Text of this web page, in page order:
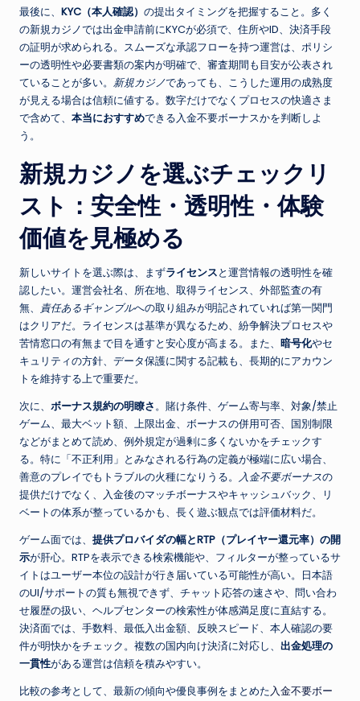
最後に、 KYC（本人確認） の提出タイミングを把握すること。多く
の新規カジノでは出金申請前にKYCが必須で、住所やID、決済手段
の証明が求められる。スムーズな承認フローを持つ運営は、ポリシ
ーの透明性や必要書類の案内が明確で、審査期間も目安が公表され
ていることが多い。 新規カジノであっても、こうした運用の成熟度
が見える場合は信頼に値する。数字だけでなくプロセスの快適さま
で含めて、 本当におすすめできる入金不要ボーナスかを判断しよ
う。
新規カジノを選ぶチェックリ
スト：安全性・透明性・体験
価値を見極める
新しいサイトを選ぶ際は、まずライセンスと運営情報の透明性を確
認したい。運営会社名、所在地、取得ライセンス、外部監査の有
無、
責任あるギャンブルへの取り組みが明記されていれば第一関門
はクリアだ。ライセンスは基準が異なるため、紛争解決プロセスや
苦情窓口の有無まで目を通すと安心度が高まる。また、 暗号化やセ
キュリティの方針、データ保護に関する記載も、長期的にアカウン
トを維持する上で重要だ。
次に、 ボーナス規約の明瞭さ。賭け条件、ゲーム寄与率、対象/禁止
ゲーム、最大ベット額、上限出金、ボーナスの併用可否、国別制限
などがまとめて読め、例外規定が過剰に多くないかをチェックす
る。特に「不正利用」とみなされる行為の定義が極端に広い場合、
善意のプレイでもトラブルの火種になりうる。
入金不要ボーナスの
提供だけでなく、入金後のマッチボーナスやキャッシュバック、リ
ベートの体系が整っているかも、長く遊ぶ観点では評価材料だ。
ゲーム面では、 提供プロバイダの幅とRTP（プレイヤー還元率）の開
示が肝心。RTPを表示できる検索機能や、フィルターが整っているサ
イトはユーザー本位の設計が行き届いている可能性が高い。日本語
のUI/サポートの質も無視できず、チャット応答の速さや、問い合わ
せ履歴の扱い、ヘルプセンターの検索性が体感満足度に直結する。
決済面では、手数料、最低入出金額、反映スピード、本人確認の要
件が明快かをチェック。複数の国内向け決済に対応し、 出金処理の
一貫性がある運営は信頼を積みやすい。
比較の参考として、最新の傾向や優良事例をまとめた入金不要ボー